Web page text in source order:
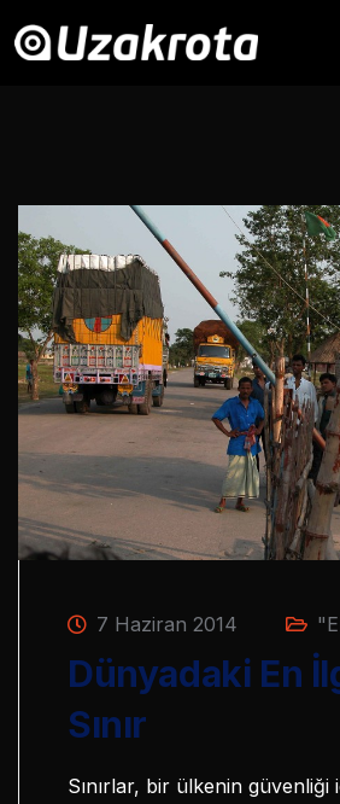
7 Haziran 2014
Dünyadaki En
Sınır
Sınırlar, bir ülkenin güvenliği